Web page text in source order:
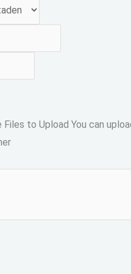
Files to Upload You can